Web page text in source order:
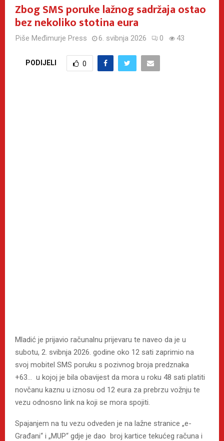
Zbog SMS poruke lažnog sadržaja ostao
bez nekoliko stotina eura
Piše Međimurje Press 6. svibnja 2026 0 43
PODIJELI 0
Mladić je prijavio računalnu prijevaru te naveo da je u
subotu, 2. svibnja 2026. godine oko 12 sati zaprimio na
svoj mobitel SMS poruku s pozivnog broja predznaka
+63… u kojoj je bila obavijest da mora u roku 48 sati platiti
novčanu kaznu u iznosu od 12 eura za prebrzu vožnju te
vezu odnosno link na koji se mora spojiti.
Spajanjem na tu vezu odveden je na lažne stranice „e-
Građani“ i „MUP“ gdje je dao broj kartice tekućeg računa i